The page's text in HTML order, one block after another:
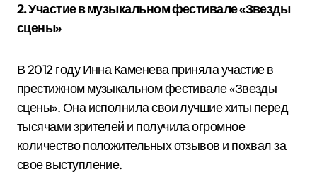
2. Участие в музыкальном фестивале «Звезды
сцены»
В 2012 году Инна Каменева приняла участие в
престижном музыкальном фестивале «Звезды
сцены». Она исполнила свои лучшие хиты перед
тысячами зрителей и получила огромное
количество положительных отзывов и похвал за
свое выступление.